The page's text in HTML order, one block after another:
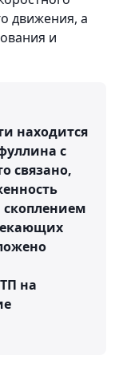
движения, а
и
находится
с
связано,
скоплением
на